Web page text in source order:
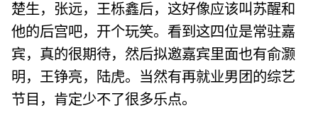
楚生，张远，王栎鑫后，这好像应该叫苏醒和
他的后宫吧，开个玩笑。看到这四位是常驻嘉
宾，真的很期待，然后拟邀嘉宾里面也有俞灏
明，王铮亮，陆虎。当然有再就业男团的综艺
节目，肯定少不了很多乐点。